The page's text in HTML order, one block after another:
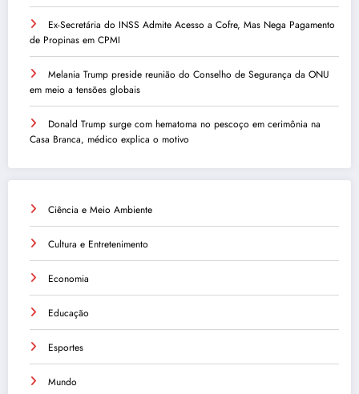
Ex-Secretária do INSS Admite Acesso a Cofre, Mas Nega Pagamento
de Propinas em CPMI
Melania Trump preside reunião do Conselho de Segurança da ONU
em meio a tensões globais
Donald Trump surge com hematoma no pescoço em cerimônia na
Casa Branca, médico explica o motivo
Ciência e Meio Ambiente
Cultura e Entretenimento
Economia
Educação
Esportes
Mundo